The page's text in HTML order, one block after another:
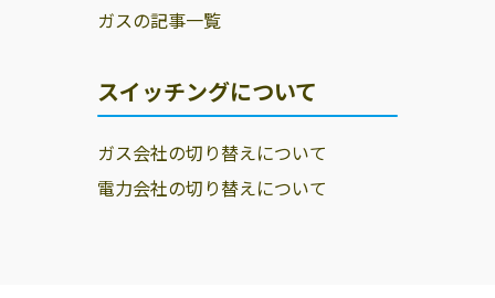
ガスの記事一覧
スイッチングについて
ガス会社の切り替えについて
電力会社の切り替えについて